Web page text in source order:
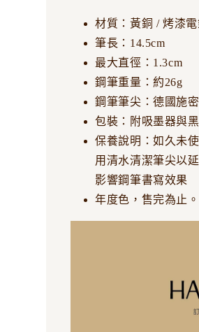
材質：黃銅 / 烤漆
筆長：14.5cm
最大直徑：1.3cm
鋼筆重量：約26g
鋼筆筆尖：德國施
包裝：附吸墨器與
保養說明：如久未
用清水清潔筆尖以
影響鋼筆書寫效果
年度色，售完為止。